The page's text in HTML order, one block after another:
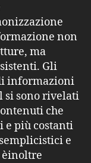
non
ma
Gli
informazioni
si sono rivelati
che
e più costanti
e
èinoltre